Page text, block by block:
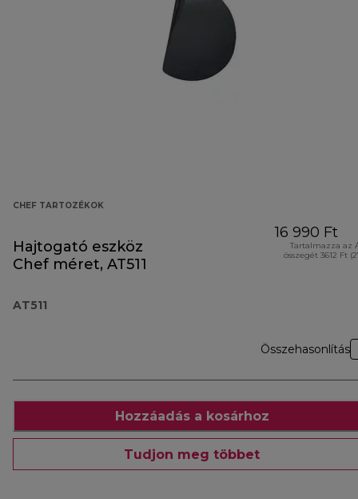
CHEF TARTOZÉKOK
Hajtogató eszköz
Chef méret, AT511
AT511
16 990 Ft
Tartalmazza az
összegét 3612 Ft
Összehasonlítás
Hozzáadás a kosárhoz
Tudjon meg többet